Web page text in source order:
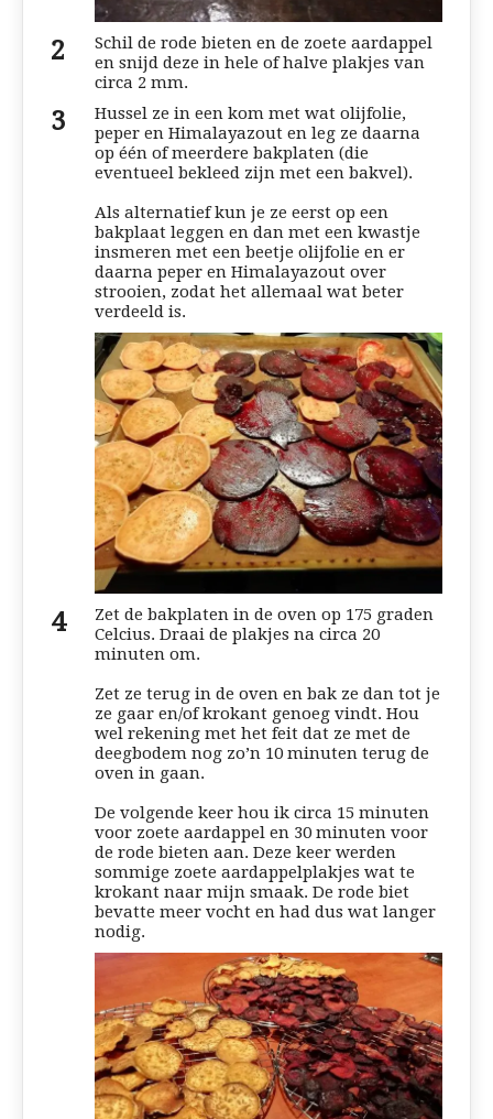
Schil de rode bieten en de zoete aardappel
en snijd deze in hele of halve plakjes van
circa 2 mm.
Hussel ze in een kom met wat olijfolie,
peper en Himalayazout en leg ze daarna
op één of meerdere bakplaten (die
eventueel bekleed zijn met een bakvel).
Als alternatief kun je ze eerst op een
bakplaat leggen en dan met een kwastje
insmeren met een beetje olijfolie en er
daarna peper en Himalayazout over
strooien, zodat het allemaal wat beter
verdeeld is.
Zet de bakplaten in de oven op 175 graden
Celcius. Draai de plakjes na circa 20
minuten om.
Zet ze terug in de oven en bak ze dan tot je
ze gaar en/of krokant genoeg vindt. Hou
wel rekening met het feit dat ze met de
deegbodem nog zo’n 10 minuten terug de
oven in gaan.
De volgende keer hou ik circa 15 minuten
voor zoete aardappel en 30 minuten voor
de rode bieten aan. Deze keer werden
sommige zoete aardappelplakjes wat te
krokant naar mijn smaak. De rode biet
bevatte meer vocht en had dus wat langer
nodig.